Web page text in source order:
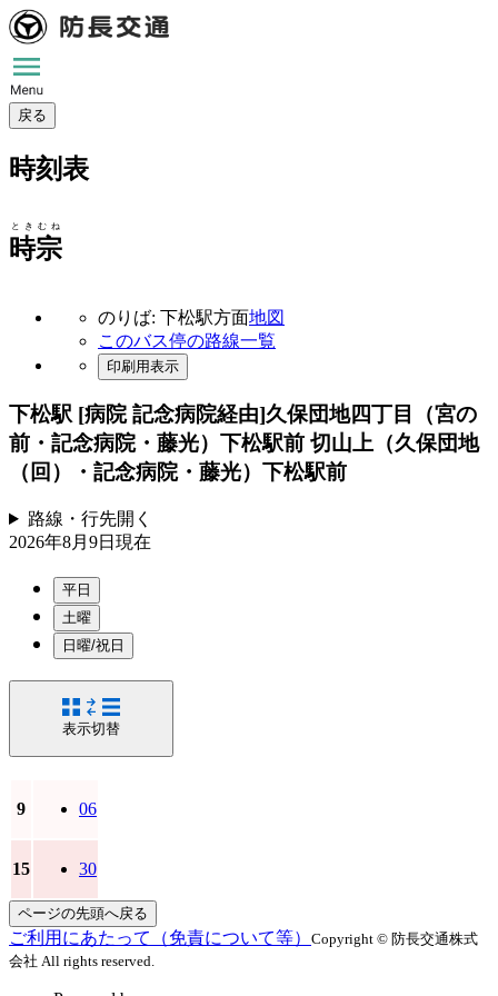
戻る
時刻表
時宗
ときむね
のりば: 下松駅方面地図
このバス停の路線一覧
印刷用表示
下松駅 [病院 記念病院経由]久保団地四丁目（宮の
前・記念病院・藤光）下松駅前 切山上（久保団地
（回）・記念病院・藤光）下松駅前
路線・行先開く
2026年8月9日 現在
平日
土曜
日曜/祝日
表示切替
9 06
15 30
ページの先頭へ戻る
ご利用にあたって（免責について等） Copyright © 防長交通株式
会社 All rights reserved.